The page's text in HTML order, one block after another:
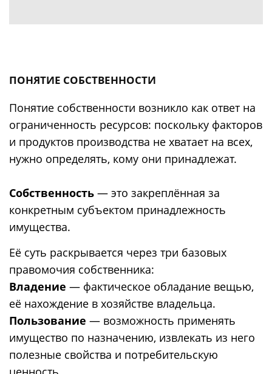
ПОНЯТИЕ СОБСТВЕННОСТИ
Понятие собственности возникло как ответ на
ограниченность ресурсов: поскольку факторов
и продуктов производства не хватает на всех,
нужно определять, кому они принадлежат.
Собственность — это закреплённая за
конкретным субъектом принадлежность
имущества.
Её суть раскрывается через три базовых
правомочия собственника:
Владение — фактическое обладание вещью,
её нахождение в хозяйстве владельца.
Пользование — возможность применять
имущество по назначению, извлекать из него
полезные свойства и потребительскую